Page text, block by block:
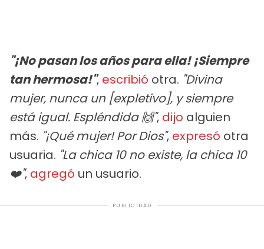
"¡No pasan los años para ella! ¡Siempre
tan hermosa!", escribió otra. "Divina
mujer, nunca un [expletivo], y siempre
está igual. Espléndida 🙌", dijo alguien
más. "¡Qué mujer! Por Dios", expresó otra
usuaria. "La chica 10 no existe, la chica 10
❤️", agregó un usuario.
PUBLICIDAD